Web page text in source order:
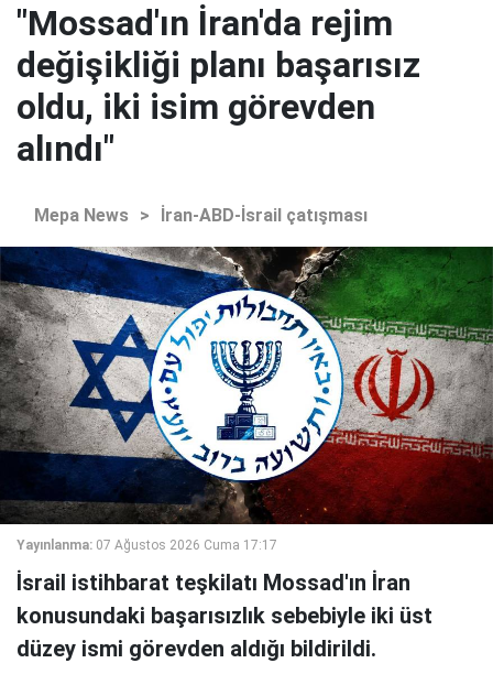
"Mossad'ın İran'da rejim
değişikliği planı başarısız
oldu, iki isim görevden
alındı"
Mepa News > İran-ABD-İsrail çatışması
Yayınlanma: 07 Ağustos 2026 Cuma 17:17
İsrail istihbarat teşkilatı Mossad'ın İran
konusundaki başarısızlık sebebiyle iki üst
düzey ismi görevden aldığı bildirildi.